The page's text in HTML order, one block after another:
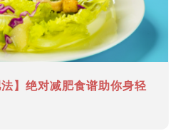
法】绝对减肥食谱助你身轻